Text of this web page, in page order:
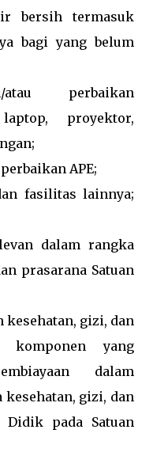
bersih termasuk
bagi yang belum
atau perbaikan
proyektor,
APE;
fasilitas lainnya;
dalam rangka
prasarana Satuan
kesehatan, gizi, dan
komponen yang
dalam
gizi, dan
Didik pada Satuan